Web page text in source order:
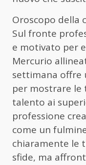
Oroscopo della
Sul fronte
e motivato per
Mercurio
settimana offre
per mostrare le
talento ai
professione
come un
chiaramente le
sfide, ma